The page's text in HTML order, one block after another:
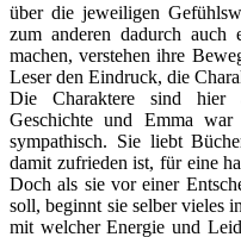
über die jeweiligen
zum anderen dadurch auch
machen, verstehen ihre
Leser den Eindruck, die
Die Charaktere sind hier
Geschichte und Emma
sympathisch. Sie liebt
damit zufrieden ist, für eine
Doch als sie vor einer
soll, beginnt sie selber vieles
mit welcher Energie und